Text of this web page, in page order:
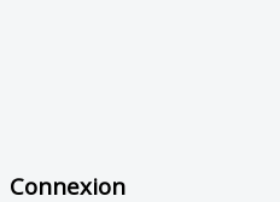
Connexion